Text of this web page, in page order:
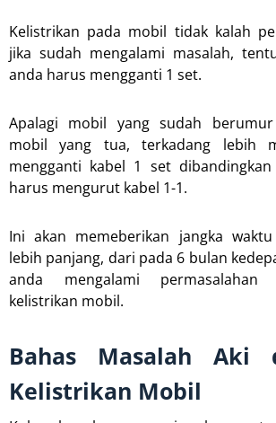
Kelistrikan pada mobil tidak kalah
jika sudah mengalami masalah,
anda harus mengganti 1 set.
Apalagi mobil yang sudah
mobil yang tua, terkadang lebih
mengganti kabel 1 set dibandingkan
harus mengurut kabel 1-1.
Ini akan memeberikan jangka
lebih panjang, dari pada 6 bulan
anda mengalami permasalahan
kelistrikan mobil.
Bahas Masalah Aki
Kelistrikan Mobil